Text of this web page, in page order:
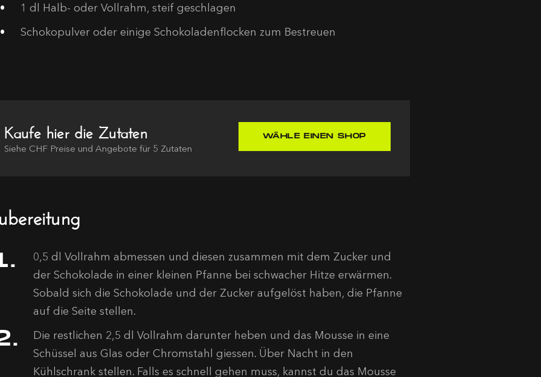
1 dl Halb- oder Vollrahm, steif geschlagen
Schokopulver oder einige Schokoladenflocken zum Bestreuen
Kaufe hier die Zutaten
Siehe CHF Preise und Angebote für 5 Zutaten
WÄHLE EINEN SHOP
0,5 dl Vollrahm abmessen und diesen zusammen mit dem Zucker und
der Schokolade in einer kleinen Pfanne bei schwacher Hitze erwärmen.
Sobald sich die Schokolade und der Zucker aufgelöst haben, die Pfanne
auf die Seite stellen.
Die restlichen 2,5 dl Vollrahm darunter heben und das Mousse in eine
Schüssel aus Glas oder Chromstahl giessen. Über Nacht in den
Kühlschrank stellen. Falls es schnell gehen muss, kannst du das Mousse